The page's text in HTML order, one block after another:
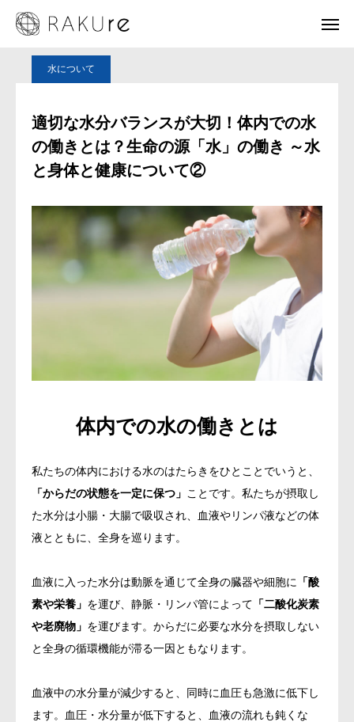
健康ブログ 水について
水について
適切な水分バランスが大切！体内での水
の働きとは？生命の源「水」の働き ～水
と身体と健康について②
体内での水の働きとは
私たちの体内における水のはたらきをひとことでいうと、
「からだの状態を一定に保つ」 ことです。私たちが摂取し
た水分は小腸・大腸で吸収され、血液やリンパ液などの体
液とともに、全身を巡ります。
血液に入った水分は動脈を通じて全身の臓器や細胞に
「酸
素や栄養」 を運び、静脈・リンパ管によって 「二酸化炭素
や老廃物」 を運びます。からだに必要な水分を摂取しない
と全身の循環機能が滞る一因ともなります。
血液中の水分量が減少すると、同時に血圧も急激に低下し
ます。血圧・水分量が低下すると、血液の流れも鈍くな
お問い合わせ
現代の健康・美容環境
サロン施設紹介
会社概要